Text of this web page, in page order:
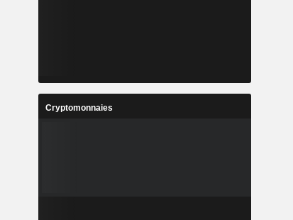
Cryptomonnaies